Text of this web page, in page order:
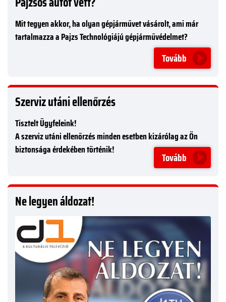
Mit tegyen akkor, ha olyan gépjárművet vásárolt, ami már
tartalmazza a Pajzs Technológiájú gépjárművédelmet?
Tovább
Szerviz utáni ellenőrzés
Tisztelt Ügyfeleink!
A szerviz utáni ellenőrzés minden esetben kizárólag az Ön
biztonsága érdekében történik!
Tovább
Ne legyen áldozat!